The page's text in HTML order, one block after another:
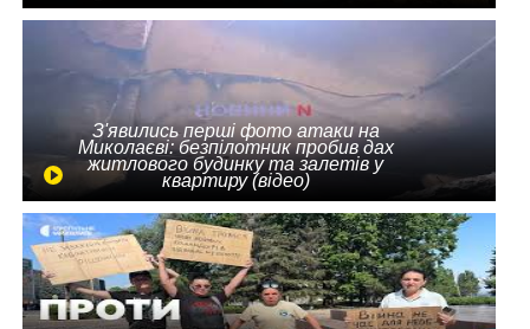
З'явились перші фото атаки на
Миколаєві: безпілотник пробив дах
житлового будинку та залетів у
квартиру (відео)